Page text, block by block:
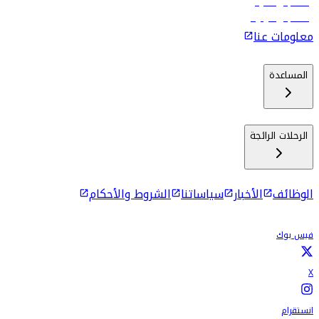
رحلات إلى كولومبو
معلومات عنا
المساعدة
الرحلات الرائجة
الوظائف الأخبار سياساتنا الشروط والأحكام
فيس بوك
X
انستقرام